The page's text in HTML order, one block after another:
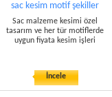
sac kesim motif şekiller
Sac malzeme kesimi özel
tasarım ve her tür motiflerde
uygun fiyata kesim işleri
İncele